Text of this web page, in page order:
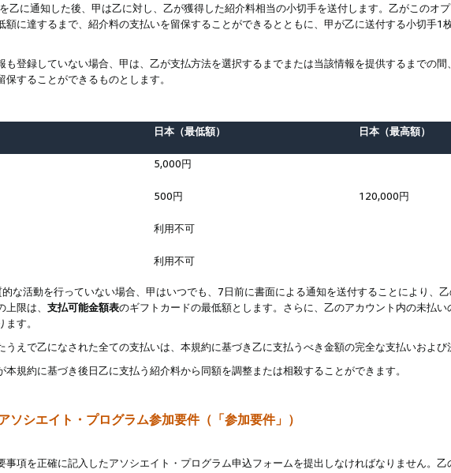
に通知した後、甲は乙に対し、乙が獲得した紹介料相当の小切手を送付します。乙がこのオ
額に達するまで、紹介料の支払いを留保することができるとともに、甲が乙に送付する小切手1
登録していない場合、甲は、乙が支払方法を選択するまでまたは当該情報を提供するまでの
することができるものとします。
日本（最低額） 日本（最高額）
5,000円
500円 120,000円
利用不可
利用不可
な活動を行っていない場合、甲はいつでも、7日前に書面による通知を送付することにより、
限は、 支払可能金額表のギフトカードの最低額とします。さらに、乙のアカウント内の未払い
す。
えで乙になされた全ての支払いは、本規約に基づき乙に支払うべき金額の完全な支払いおよび
規約に基づき後日乙に支払う紹介料から同額を調整または相殺することができます。
ソシエイト・プログラム参加要件（「参加要件」）
項を正確に記入したアソシエイト・プログラム申込フォームを提出しなければなりません。乙